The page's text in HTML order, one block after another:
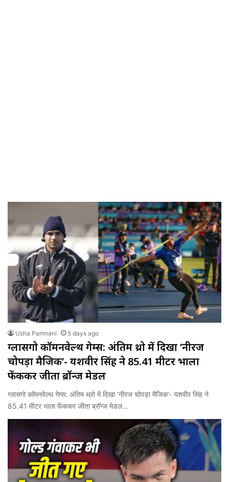
Usha Pamnani 5 days ago
ग्लासगो कॉमनवेल्थ गेम्स: अंतिम थ्रो में दिखा ‘नीरज
चोपड़ा मैजिक’- यशवीर सिंह ने 85.41 मीटर भाला
फेंककर जीता ब्रॉन्ज मेडल
ग्लासगो कॉमनवेल्थ गेम्स: अंतिम थ्रो में दिखा ‘नीरज चोपड़ा मैजिक’- यशवीर सिंह ने
85.41 मीटर भाला फेंककर जीता ब्रॉन्ज मेडल…